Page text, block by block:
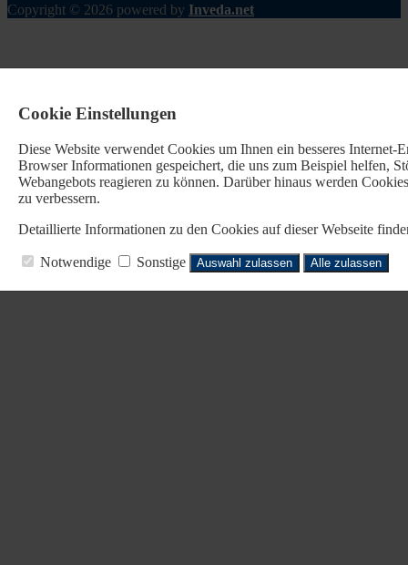
Copyright © 2026 powered by Inveda.net
Cookie Einstellungen
Diese Website verwendet Cookies um Ihnen ein besseres
Browser Informationen gespeichert, die uns zum Beispiel helfen,
Webangebots reagieren zu können. Darüber hinaus werden
zu verbessern.
Detaillierte Informationen zu den Cookies auf dieser Webseite
Notwendige Sonstige Auswahl zulassen Alle zulassen